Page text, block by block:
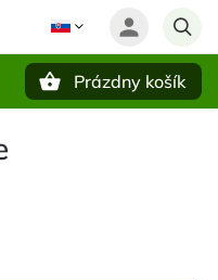
Prázdny košík